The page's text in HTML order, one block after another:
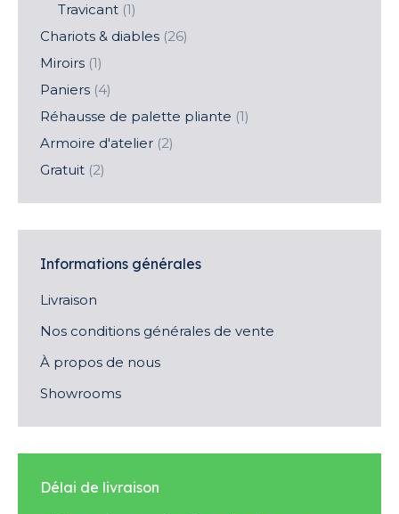
Travicant (1)
Chariots & diables (26)
Miroirs (1)
Paniers (4)
Réhausse de palette pliante (1)
Armoire d'atelier (2)
Gratuit (2)
Informations générales
Livraison
Nos conditions générales de vente
À propos de nous
Showrooms
Délai de livraison